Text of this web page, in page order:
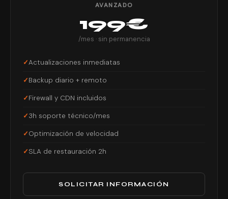
AVANZADO
199€
/mes · sin permanencia
Actualizaciones inmediatas
Backup diario + remoto
Firewall y CDN incluidos
3h soporte técnico/mes
Optimización de velocidad
SLA de restauración 2h
SOLICITAR INFORMACIÓN